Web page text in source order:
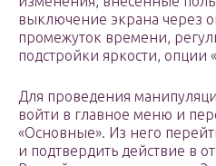
выключение экрана через
промежуток времени,
подстройки яркости,
Для проведения
войти в главное меню и
«Основные». Из него
и подтвердить действие в